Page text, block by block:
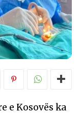
e Kosovës ka